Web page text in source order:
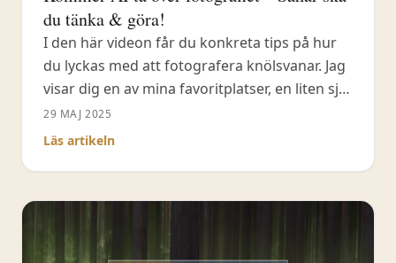
du tänka & göra!
I den här videon får du konkreta tips på hur
du lyckas med att fotografera knölsvanar. Jag
visar dig en av mina favoritplatser, en liten sjö
i Tinnerö eklandskap, där det ofta finns gott
om knölsvanar. Du får lära dig vad du ska
29 MAJ 2025
Läs artikeln